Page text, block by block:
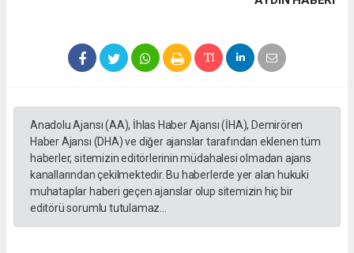
Anadolu Ajansı (AA), İhlas Haber Ajansı (İHA), Demirören
Haber Ajansı (DHA) ve diğer ajanslar tarafından eklenen tüm
haberler, sitemizin editörlerinin müdahalesi olmadan ajans
kanallarından çekilmektedir. Bu haberlerde yer alan hukuki
muhataplar haberi geçen ajanslar olup sitemizin hiç bir
editörü sorumlu tutulamaz...